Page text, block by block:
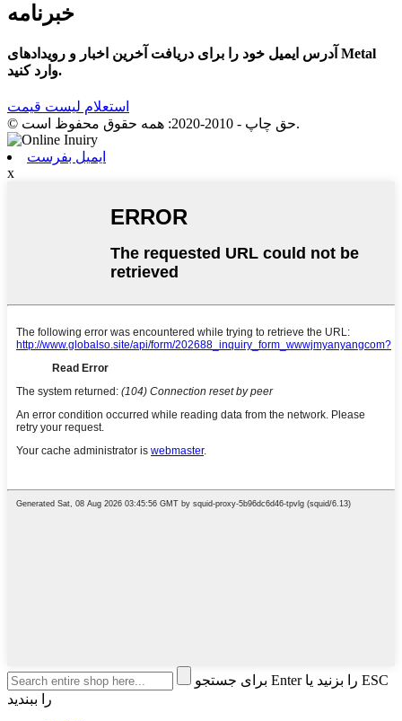
خبرنامه
آدرس ایمیل خود را برای دریافت آخرین اخبار و رویدادهای Metal
وارد کنید.
استعلام لیست قیمت
© حق چاپ - 2010-2020: همه حقوق محفوظ است.
ایمیل بفرست
x
برای جستجو Enter را بزنید یا ESC
را ببندید